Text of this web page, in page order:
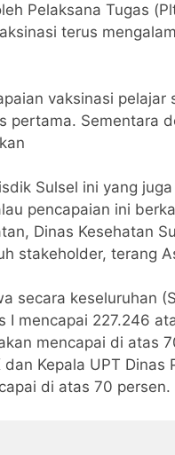
Pelaksana Tugas
terus
vaksinasi
pertama. Sementara
Sulsel ini yang
pencapaian ini
Dinas Kesehatan
stakeholder, terang
secara keseluruhan
mencapai 227.246
mencapai di atas
Kepala UPT
di atas 70 persen.